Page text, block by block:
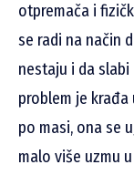
otpremača i
se radi na način
nestaju i da
problem je krađa
po masi, ona se
malo više uzmu